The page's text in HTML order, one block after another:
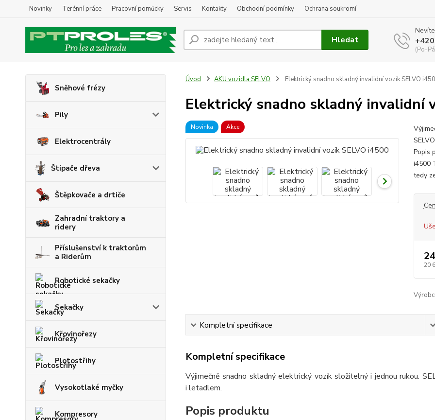
Novinky Terénní práce Pracovní pomůcky Servis Kontakty Obchodní podmínky Ochrana soukromí
Hledat
(Po-
Sněhové frézy
Pily
Elektrocentrály
Štípače dřeva
Štěpkovače a drtiče
Zahradní traktory a
ridery
Příslušenství k traktorům
a Riderům
Robotické sekačky
Sekačky
Křovinořezy
Plotostřihy
Vysokotlaké myčky
Kompresory
Úvod AKU vozidla SELVO Elektrický snadno skladný invalidní vozík SELVO
Elektrický snadno skladný invalidní
Novinka Akce
Popis
i4500
tedy
20
Kompletní specifikace
Kompletní specifikace
Výjimečně snadno skladný elektrický vozík složitelný i jednou rukou.
i letadlem.
Popis produktu